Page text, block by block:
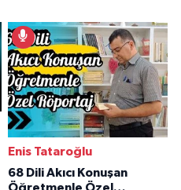
Enis Tataroğlu
68 Dili Akıcı Konuşan